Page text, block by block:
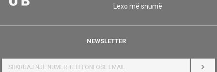
Lexo më shumë
NEWSLETTER
HYR